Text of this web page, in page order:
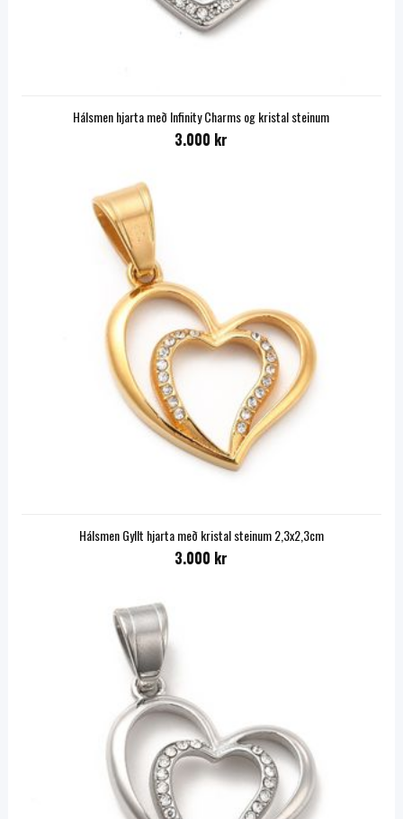
Hálsmen hjarta með Infinity Charms og kristal steinum
3.000 kr
Hálsmen Gyllt hjarta með kristal steinum 2,3x2,3cm
3.000 kr